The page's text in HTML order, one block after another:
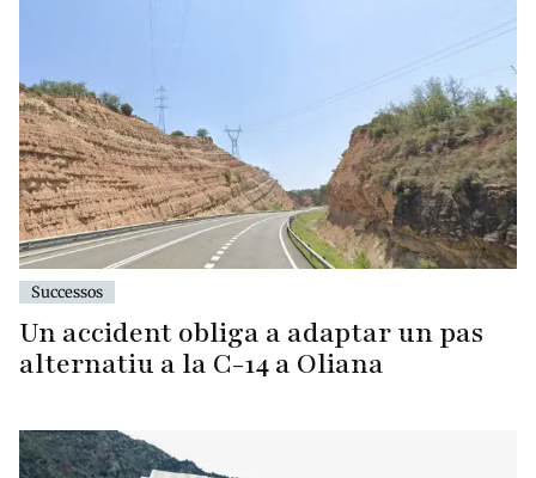
Successos
Un accident obliga a adaptar un pas
alternatiu a la C-14 a Oliana